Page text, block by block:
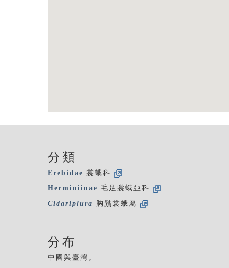
分類
Erebidae 裳蛾科
Herminiinae 毛足裳蛾亞科
Cidariplura 胸鬚裳蛾屬
分布
中國與臺灣。